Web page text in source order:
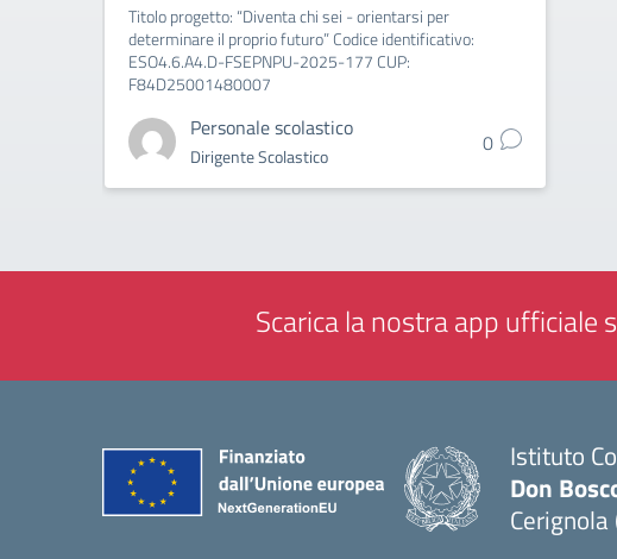
Titolo progetto: “Diventa chi sei - orientarsi per
determinare il proprio futuro” Codice identificativo:
ESO4.6.A4.D-FSEPNPU-2025-177 CUP:
F84D25001480007
Personale scolastico
Dirigente Scolastico 0
Scarica la nostra app ufficiale
Istituto
Don
Cerignola